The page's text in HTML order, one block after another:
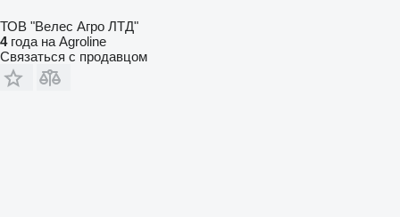
ТОВ "Велес Агро ЛТД"
4года на Agroline
Связаться с продавцом